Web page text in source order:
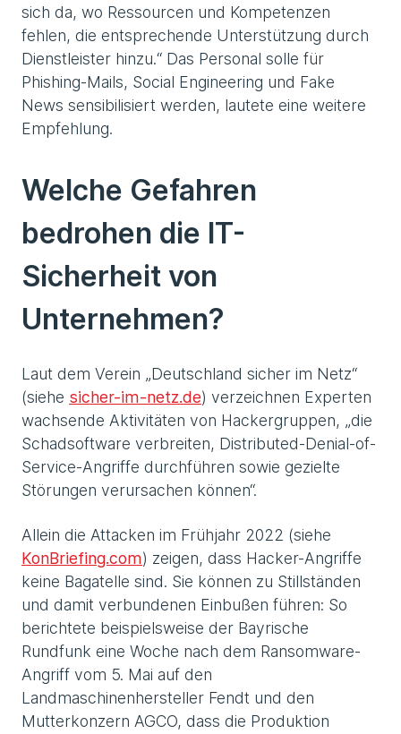
sich da, wo Ressourcen und Kompetenzen
fehlen, die entsprechende Unterstützung durch
Dienstleister hinzu.“ Das Personal solle für
Phishing-Mails, Social Engineering und Fake
News sensibilisiert werden, lautete eine weitere
Empfehlung.
Welche Gefahren
bedrohen die IT-
Sicherheit von
Unternehmen?
Laut dem Verein „Deutschland sicher im Netz“
(siehe sicher-im-netz.de) verzeichnen Experten
wachsende Aktivitäten von Hackergruppen, „die
Schadsoftware verbreiten, Distributed-Denial-of-
Service-Angriffe durchführen sowie gezielte
Störungen verursachen können“.
Allein die Attacken im Frühjahr 2022 (siehe
KonBriefing.com) zeigen, dass Hacker-Angriffe
keine Bagatelle sind. Sie können zu Stillständen
und damit verbundenen Einbußen führen: So
berichtete beispielsweise der Bayrische
Rundfunk eine Woche nach dem Ransomware-
Angriff vom 5. Mai auf den
Landmaschinenhersteller Fendt und den
Mutterkonzern AGCO, dass die Produktion